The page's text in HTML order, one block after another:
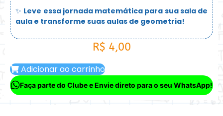
✨ Leve essa jornada matemática para sua sala de
aula e transforme suas aulas de geometria!
R$ 4,00
Adicionar ao carrinho
Faça parte do Clube e Envie direto para o seu WhatsApp!